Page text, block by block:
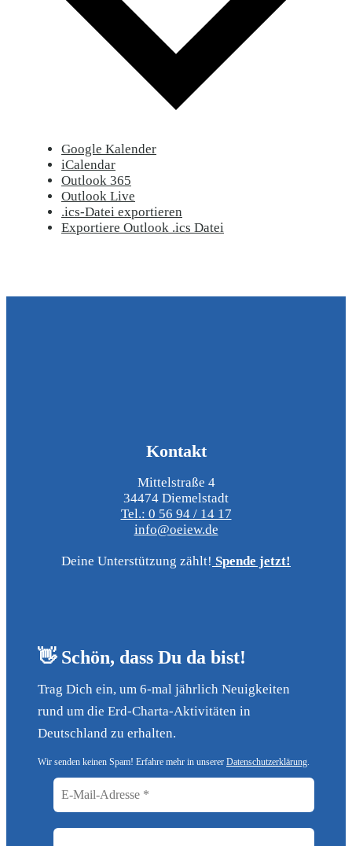
Google Kalender
iCalendar
Outlook 365
Outlook Live
.ics-Datei exportieren
Exportiere Outlook .ics Datei
👋 Schön, dass Du da bist!
Trag Dich ein, um 6-mal jährlich Neuigkeiten
rund um die Erd-Charta-Aktivitäten in
Deutschland zu erhalten.
Wir senden keinen Spam! Erfahre mehr in unserer Datenschutzerklärung
Kontakt
Mittelstraße 4
34474 Diemelstadt
Tel.: 0 56 94 / 14 17
info@oeiew.de
Deine Unterstützung zählt! Spende jetzt!